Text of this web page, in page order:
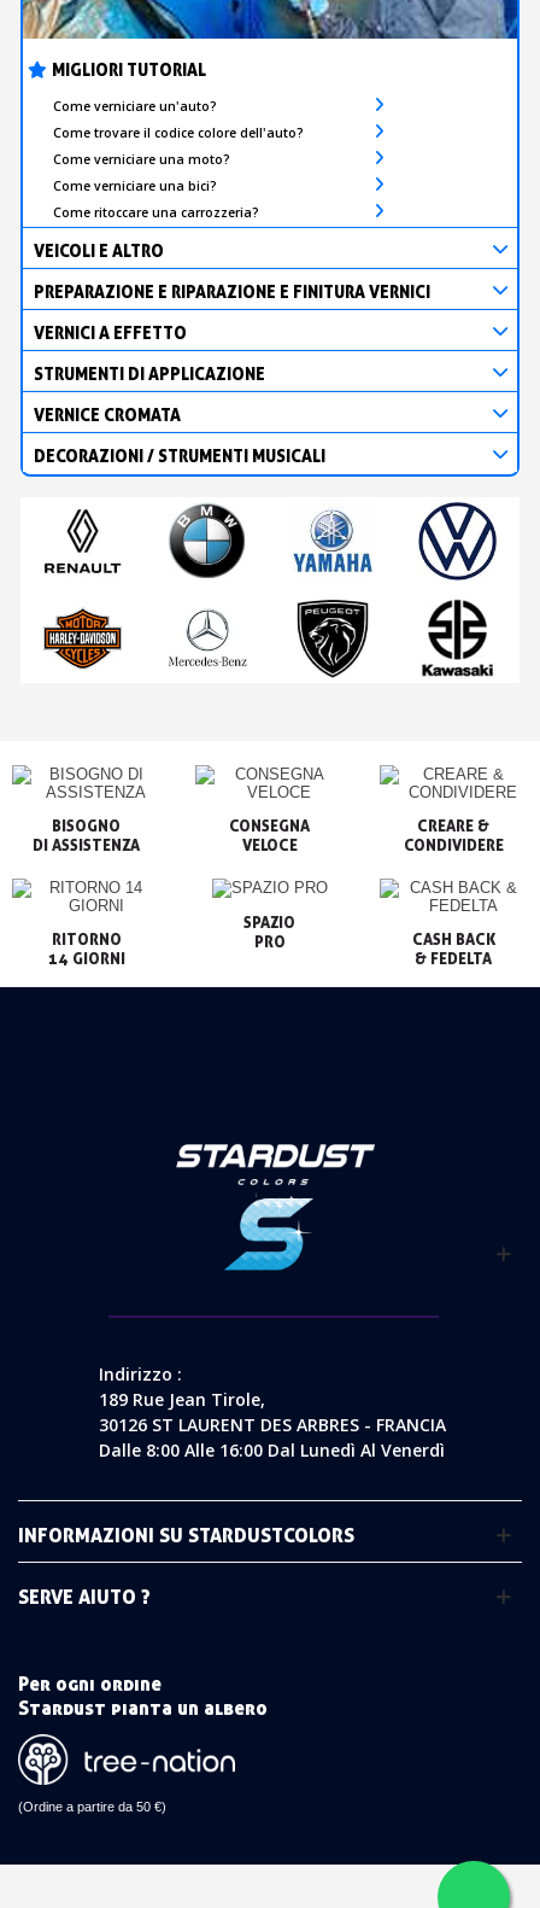
MIGLIORI TUTORIAL
Come verniciare un'auto?
Come trovare il codice colore dell'auto?
Come verniciare una moto?
Come verniciare una bici?
Come ritoccare una carrozzeria?
VEICOLI E ALTRO
PREPARAZIONE E RIPARAZIONE E FINITURA VERNICI
VERNICI A EFFETTO
STRUMENTI DI APPLICAZIONE
VERNICE CROMATA
DECORAZIONI / STRUMENTI MUSICALI
BISOGNO
CONSEGNA
VELOCE
CREARE &
CONDIVIDERE
RITORNO
14 GIORNI
SPAZIO
PRO
CASH BACK
& FEDELTA
Indirizzo :
189 Rue Jean Tirole,
30126 ST LAURENT DES ARBRES - FRANCIA
Dalle 8:00 Alle 16:00 Dal Lunedì Al Venerdì
INFORMAZIONI SU STARDUSTCOLORS
SERVE AIUTO ?
Per ogni ordine
Stardust pianta un albero
(Ordine a partire da 50 €)